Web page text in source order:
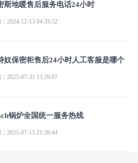
斯地暖售后服务电话24小时
2024-12-13 04:33:32
奴保密柜售后24小时人工客服是哪个
2025-07-31 13:29:07
锅炉全国统一服务热线
2025-07-15 21:28:44